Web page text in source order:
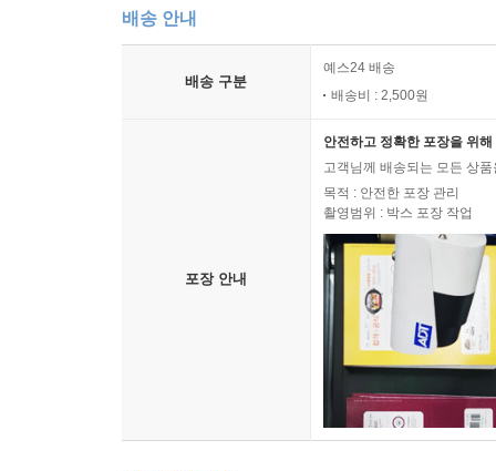
배송 안내
배송 구분
예스24 배송
배송비 : 2,500원
포장 안내
안전하고 정확한 포장을 위
고객님께 배송되는 모든 상
목적 : 안전한 포장 관리
촬영범위 : 박스 포장 작업